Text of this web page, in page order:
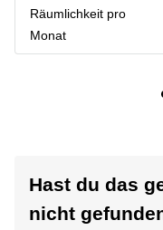
Räumlichkeit pro
Monat
Hast du das
nicht